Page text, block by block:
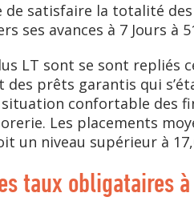
de satisfaire la totalité
ses avances à 7 Jours à
LT sont se sont repliés
des prêts garantis qui
confortable des
Les placements
un niveau supérieur à
taux obligataires